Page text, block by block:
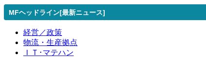
MFヘッドライン[最新ニュース]
経営／政策
物流・生産拠点
ＩＴ･マテハン